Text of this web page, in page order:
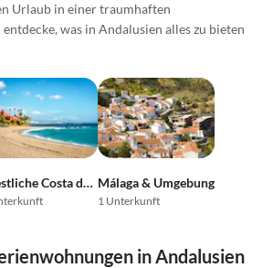
Urlaub in einer traumhaften
was in Andalusien alles zu bieten
Westliche Costa del Sol Málaga & Umgebung
1 Unterkunft
in Andalusien